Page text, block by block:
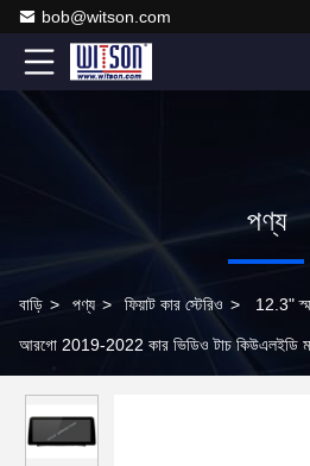
bob@witson.com
পণ্য
বাড়ি > পণ্য > ফিয়াট কার স্টেরিও > 12.3"
আরগো 2019-2022 কার ভিডিও টাচ কিউএলইডি